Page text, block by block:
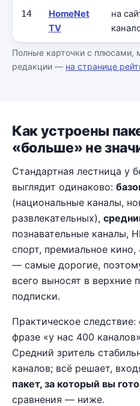
14
HomeNet
TV
на
Полные карточки с плюсами,
редакции — на странице
Как устроены
«больше» не
Стандартная лестница у
выглядит одинаково:
(национальные каналы,
развлекательных),
познавательные каналы,
спорт, премиальное
— самые дорогие,
всего выносят в верхние
подписки.
Практическое
фразе «у нас 400
Средний зритель
каналов; всё решает,
пакет, за который вы
сравнения — ниже.